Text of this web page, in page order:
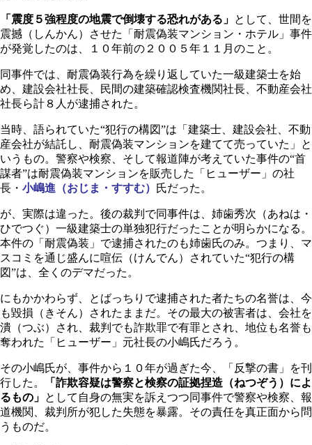
「震度５強程度の地震で倒壊する恐れがある」 として、世間を
震撼（しんかん）させた「耐震偽装マンション・ホテル」事件
が発覚したのは、１０年前の２００５年１１月のこと。
同事件では、耐震偽装行為を繰り返していた一級建築士を始
め、建設会社社長、民間の建築確認検査機関社長、不動産会社
社長ら計８人が逮捕された。
当時、語られていた“犯行の構図”は「建築士、建設会社、不動
産会社が結託し、耐震偽装マンションを建てて売っていた」と
いうもの。警察や検察、そして報道陣が考えていた事件の“首
謀者”は耐震偽装マンションを販売した「ヒューザー」の社
長・ 小嶋進（おじま・すすむ） 氏だった。
が、実際は違った。後の裁判で同事件は、姉歯秀次（あねは・
ひでつぐ）一級建築士の単独犯行だったことが明らかになる。
本件の「耐震偽装」で逮捕されたのも姉歯氏のみ。つまり、マ
スコミを通じ盛んに喧伝（けんでん）されていた“犯行の構
図”は、全くのデマだった。
にもかかわらず、とばっちりで逮捕された者たちの名誉は、今
も毀損（きそん）されたままだ。その最大の被害者は、会社を
潰（つぶ）され、裁判でも詐欺罪で有罪とされ、地位も名誉も
奪われた「ヒューザー」元社長の小嶋氏だろう。
その小嶋氏が、事件から１０年が過ぎた今、「反撃の書」を刊
行した。
「詐欺容疑は警察と検察の証拠捏造（ねつぞう）によ
るもの」 として自身の無実を訴えつつ同事件で警察や検察、報
道機関、裁判所が犯した失態を暴露。その責任を真正面から問
うものだ。